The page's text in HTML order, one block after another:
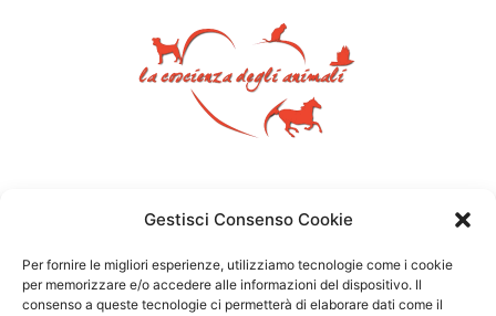
Gestisci Consenso Cookie
Per fornire le migliori esperienze, utilizziamo tecnologie come i cookie
per memorizzare e/o accedere alle informazioni del dispositivo. Il
consenso a queste tecnologie ci permetterà di elaborare dati come il